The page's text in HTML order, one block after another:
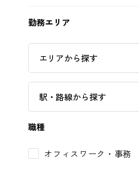
勤務エリア
エリアから探す
駅・路線から探す
職種
オフィスワーク・事務